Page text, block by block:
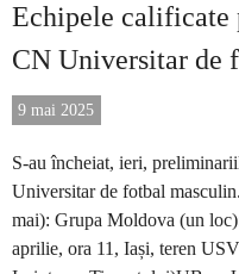
Echipele calificate
CN Universitar de
9 mai 2025
S-au încheiat, ieri,
Universitar de fotbal
mai): Grupa Moldova (un
aprilie, ora 11, Iași, teren